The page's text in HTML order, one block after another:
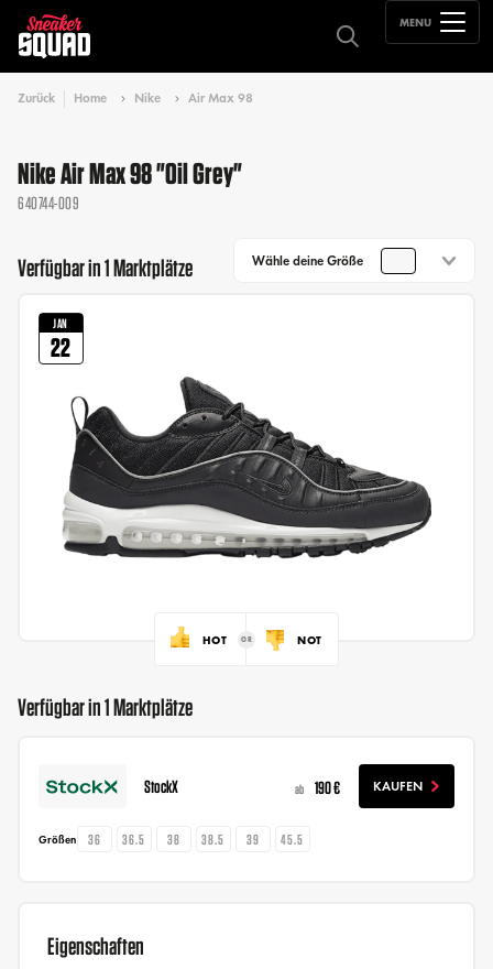
MENU
Zurück Home Nike Air Max 98
Nike Air Max 98 "Oil Grey"
640744-009
Verfügbar in 1 Marktplätze Wähle deine Größe
JAN
22
HOT NOT
Verfügbar in 1 Marktplätze
StockX ab 190 € KAUFEN
Größen 36 36.5 38 38.5 39 45.5
Eigenschaften